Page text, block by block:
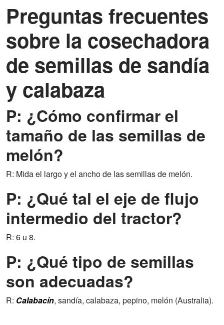
Preguntas frecuentes
sobre la cosechadora
de semillas de sandía
y calabaza
P: ¿Cómo confirmar el
tamaño de las semillas de
melón?
R: Mida el largo y el ancho de las semillas de melón.
P: ¿Qué tal el eje de flujo
intermedio del tractor?
R: 6 u 8.
P: ¿Qué tipo de semillas
son adecuadas?
R: Calabacín, sandía, calabaza, pepino, melón (Australia).